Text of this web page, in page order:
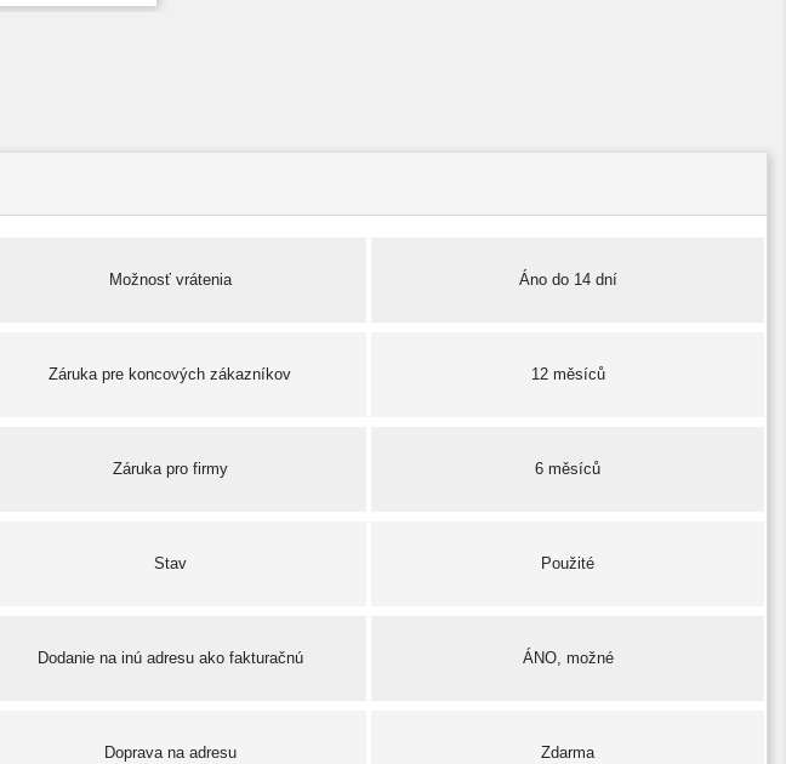
Možnosť vrátenia Áno do 14 dní
Záruka pre koncových zákazníkov 12 měsíců
Záruka pro firmy 6 měsíců
Stav Použité
Dodanie na inú adresu ako fakturačnú ÁNO, možné
Doprava na adresu Zdarma